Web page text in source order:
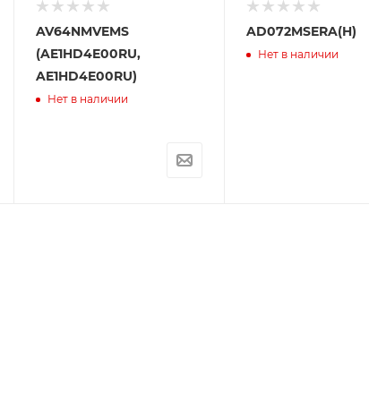
AV64NMVEMS
(AE1HD4E00RU,
AE1HD4E00RU)
Нет в наличии
AD072MSERA(H)
Нет в наличии